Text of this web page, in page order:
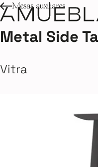
Mesas auxiliares
Metal Side
Vitra